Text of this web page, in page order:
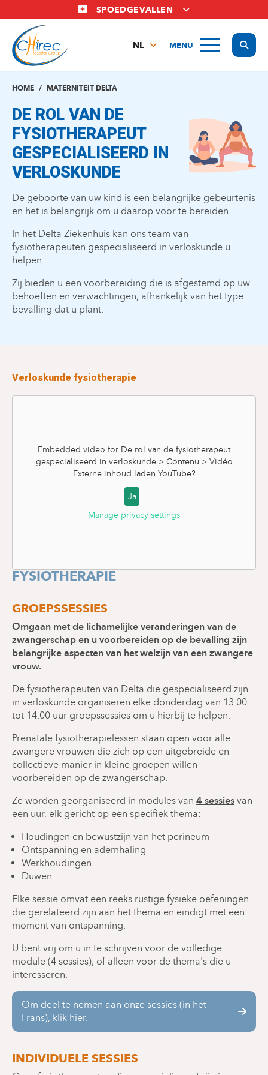
en
naar
inhoud
gaan
SPOEDGEVALLEN
MENU
NL
HOME MATERNITEIT DELTA
DE ROL VAN DE
FYSIOTHERAPEUT
GESPECIALISEERD IN
VERLOSKUNDE
De geboorte van uw kind is een belangrijke gebeurtenis
en het is belangrijk om u daarop voor te bereiden.
In het Delta Ziekenhuis kan ons team van
fysiotherapeuten gespecialiseerd in verloskunde u
helpen.
Zij bieden u een voorbereiding die is afgestemd op uw
behoeften en verwachtingen, afhankelijk van het type
bevalling dat u plant.
Verloskunde fysiotherapie
Embedded video for De rol van de fysiotherapeut
gespecialiseerd in verloskunde > Contenu > Vidéo
Externe inhoud laden YouTube?
Ja
Manage privacy settings
FYSIOTHERAPIE
GROEPSSESSIES
Omgaan met de lichamelijke veranderingen van de
zwangerschap en u voorbereiden op de bevalling zijn
belangrijke aspecten van het welzijn van een zwangere
vrouw.
De fysiotherapeuten van Delta die gespecialiseerd zijn
in verloskunde organiseren elke donderdag van 13.00
tot 14.00 uur groepssessies om u hierbij te helpen.
Prenatale fysiotherapielessen staan open voor alle
zwangere vrouwen die zich op een uitgebreide en
collectieve manier in kleine groepen willen
voorbereiden op de zwangerschap.
Ze worden georganiseerd in modules van 4 sessies van
een uur, elk gericht op een specifiek thema:
Houdingen en bewustzijn van het perineum
Ontspanning en ademhaling
Werkhoudingen
Duwen
Elke sessie omvat een reeks rustige fysieke oefeningen
die gerelateerd zijn aan het thema en eindigt met een
moment van ontspanning.
U bent vrij om u in te schrijven voor de volledige
module (4 sessies), of alleen voor de thema's die u
interesseren.
Om deel te nemen aan onze sessies (in het
Frans), klik hier.
INDIVIDUELE SESSIES